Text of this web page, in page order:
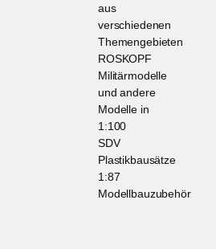
aus
verschiedenen
Themengebieten
ROSKOPF
Militärmodelle
und andere
Modelle in
1:100
SDV
Plastikbausätze
1:87
Modellbauzubehör